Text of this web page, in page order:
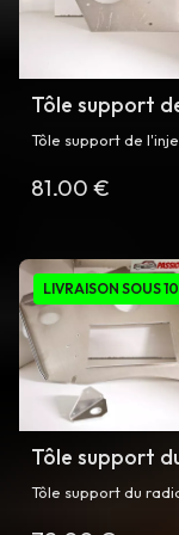
Tôle support
l'injection pour
Tôle support de
pour Renault 5 Turbo
81.00 €
LIVRAISON SOUS
Tôle support
radiateur
Tôle support du